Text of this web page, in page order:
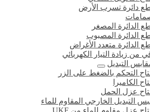
دائرة تسرب الأرض
الدائرة المصغر
الدائرة المصبوب
الدائرة متعدد الأغراض
من زيادة التيار الكهربائي
التبديل
التحكم بالضغط على الزر
الكاميرا
عزل الحمل
التبديل الخارجي المقاوم للماء